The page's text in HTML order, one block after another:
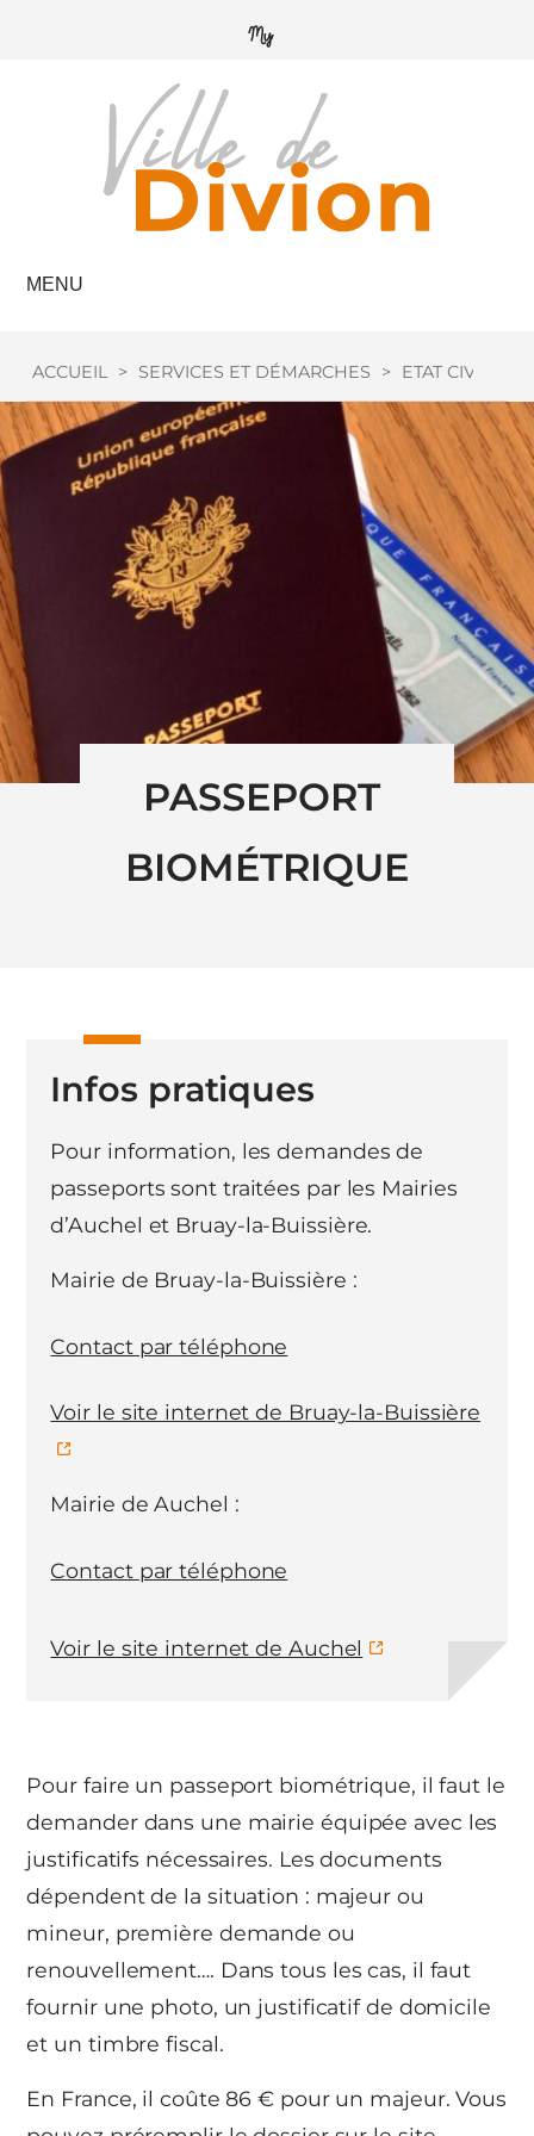
MENU
ACCUEIL > SERVICES ET DÉMARCHES > ETAT CIVIL
PASSEPORT
BIOMÉTRIQUE
Pour faire un passeport biométrique, il faut le
demander dans une mairie équipée avec les
justificatifs nécessaires. Les documents
dépendent de la situation : majeur ou
mineur, première demande ou
renouvellement…. Dans tous les cas, il faut
fournir une photo, un justificatif de domicile
et un timbre fiscal.
En France, il coûte 86 € pour un majeur. Vous
Infos pratiques
Pour information, les demandes de
passeports sont traitées par les Mairies
d’Auchel et Bruay-la-Buissière.
Mairie de Bruay-la-Buissière :
Contact par téléphone
Voir le site internet de Bruay-la-Buissière
Mairie de Auchel :
Contact par téléphone
Voir le site internet de Auchel